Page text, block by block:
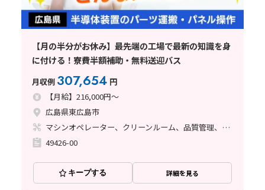
【月の半分がお休み】最先端の工場で最新の知識を身
に付ける！寮費半額補助・無料送迎バス
月収例 307,654 円
【月給】216,000円～
広島県東広島市
マシンオペレーター、クリーンルーム、品質管理、座り作業、立ち作業
49426-00
キープする 詳細を見る